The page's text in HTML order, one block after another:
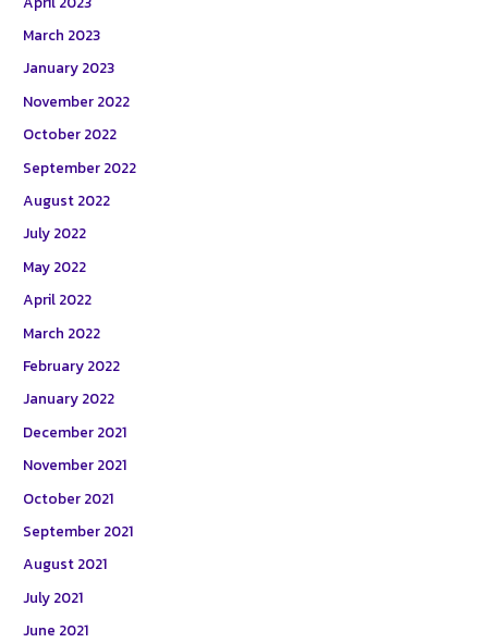
March 2023
January 2023
November 2022
October 2022
September 2022
August 2022
July 2022
May 2022
April 2022
March 2022
February 2022
January 2022
December 2021
November 2021
October 2021
September 2021
August 2021
July 2021
June 2021